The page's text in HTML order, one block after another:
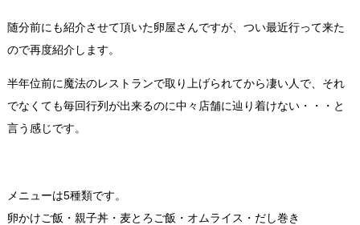
随分前にも紹介させて頂いた卵屋さんですが、つい最近行って来た
ので再度紹介します。
半年位前に魔法のレストランで取り上げられてから凄い人で、それ
でなくても毎回行列が出来るのに中々店舗に辿り着けない・・・と
言う感じです。
メニューは5種類です。
卵かけご飯・親子丼・ 麦とろご飯・オムライス・だし巻き